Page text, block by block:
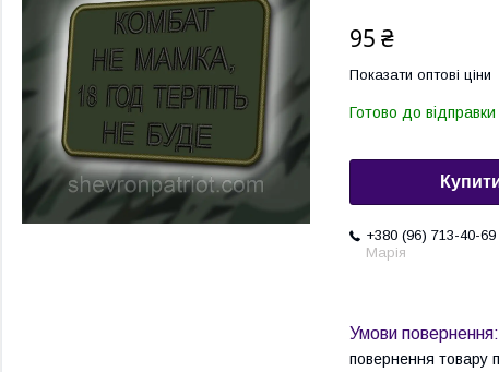
95 ₴
Показати оптові ціни
Готово до відправки
+380 (96) 713-40-69
Марія
повернення товару